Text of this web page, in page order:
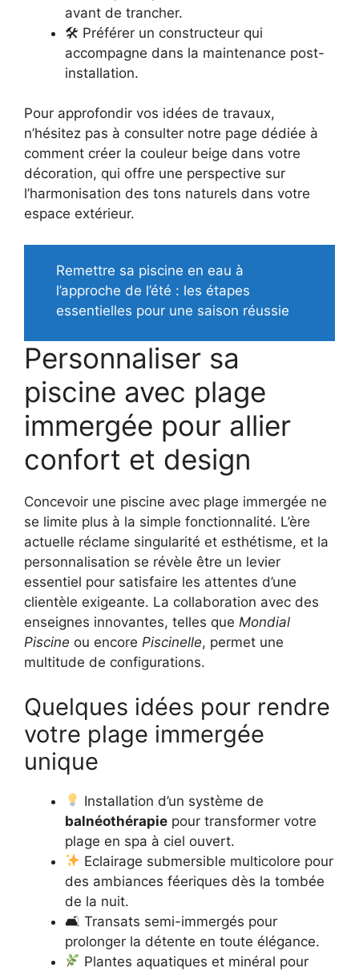
avant de trancher.
🛠 Préférer un constructeur qui
accompagne dans la maintenance post-
installation.
Pour approfondir vos idées de travaux,
n’hésitez pas à consulter notre page dédiée à
comment créer la couleur beige dans votre
décoration, qui offre une perspective sur
l’harmonisation des tons naturels dans votre
espace extérieur.
Remettre sa piscine en eau à
l’approche de l’été : les étapes
essentielles pour une saison réussie
Personnaliser sa
piscine avec plage
immergée pour allier
confort et design
Concevoir une piscine avec plage immergée ne
se limite plus à la simple fonctionnalité. L’ère
actuelle réclame singularité et esthétisme, et la
personnalisation se révèle être un levier
essentiel pour satisfaire les attentes d’une
clientèle exigeante. La collaboration avec des
enseignes innovantes, telles que Mondial
Piscine ou encore Piscinelle, permet une
multitude de configurations.
Quelques idées pour rendre
votre plage immergée
unique
Installation d’un système de
balnéothérapie pour transformer votre
plage en spa à ciel ouvert.
Eclairage submersible multicolore pour
des ambiances féeriques dès la tombée
de la nuit.
🛋 Transats semi-immergés pour
prolonger la détente en toute élégance.
Plantes aquatiques et minéral pour